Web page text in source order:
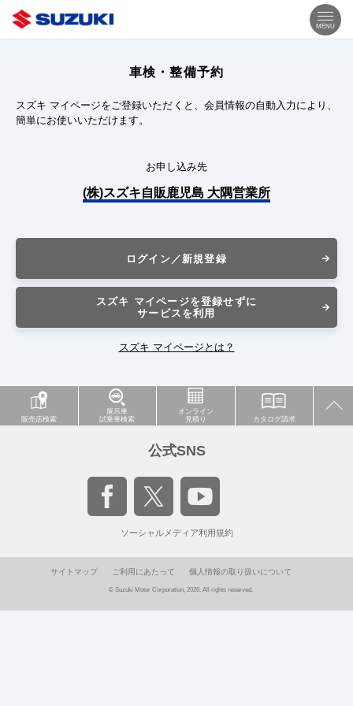
MENU
車検・整備予約
スズキ マイページをご登録いただくと、会員情報の自動入力により、
簡単にお使いいただけます。
お申し込み先
(株)スズキ自販鹿児島 大隅営業所
ログイン／新規登録
スズキ マイページを登録せずに
サービスを利用
スズキ マイページとは？
販売店検索
展示車
試乗車検索
オンライン
見積り
カタログ請求
公式SNS
ソーシャルメディア利用規約
サイトマップ ご利用にあたって 個人情報の取り扱いについて
© Suzuki Motor Corporation, 2026. All rights reserved.